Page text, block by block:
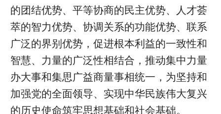
的团结优势、平等协商的民主优势、人才荟
萃的智力优势、协调关系的功能优势、联系
广泛的界别优势，促进根本利益的一致性和
智慧、力量的广泛性相结合，推动集中力量
办大事和集思广益商量事相统一，为坚持和
加强党的全面领导、实现中华民族伟大复兴
的历史使命筑牢思想基础和社会基础。